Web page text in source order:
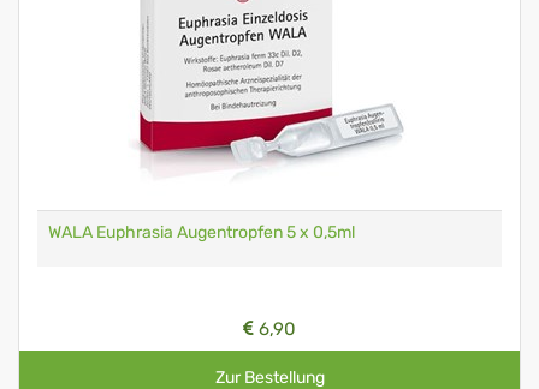
WALA Euphrasia Augentropfen 5 x 0,5ml
6,90
Zur Bestellung